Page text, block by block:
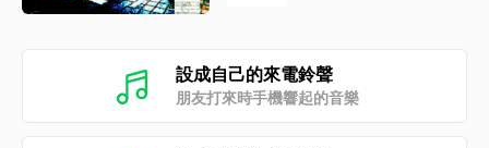
設成自己的來電鈴聲
朋友打來時手機響起的音樂